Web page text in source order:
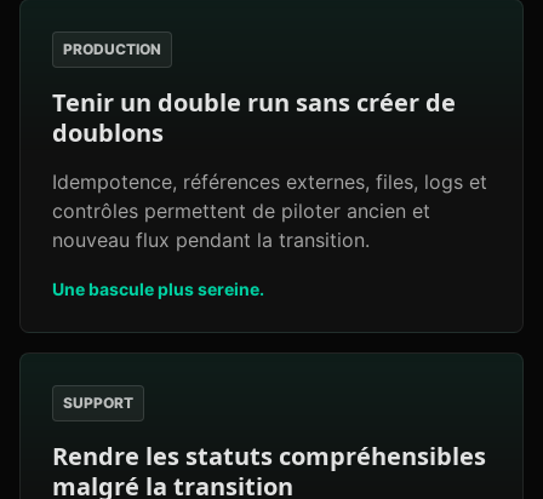
PRODUCTION
Tenir un double run sans créer de
doublons
Idempotence, références externes, files, logs et
contrôles permettent de piloter ancien et
nouveau flux pendant la transition.
Une bascule plus sereine.
SUPPORT
Rendre les statuts compréhensibles
malgré la transition